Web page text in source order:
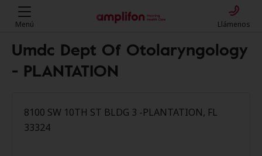
Menú Llámenos
Umdc Dept Of Otolaryngology
- PLANTATION
8100 SW 10TH ST BLDG 3 -PLANTATION, FL
33324